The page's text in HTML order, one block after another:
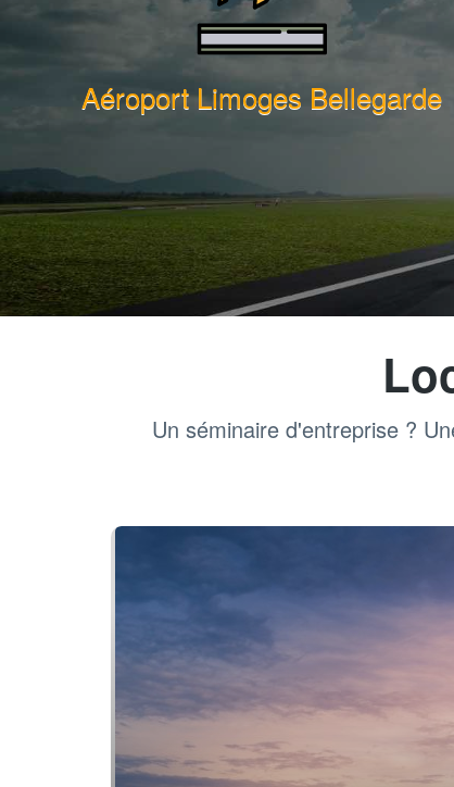
Aéroport Limoges Bellegarde
Un séminaire d'entreprise ?